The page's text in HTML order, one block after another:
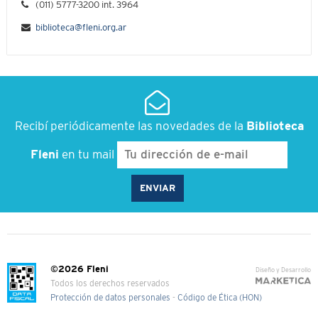
(011) 5777-3200 int. 3964
biblioteca@fleni.org.ar
Recibí periódicamente las novedades de la Biblioteca
Fleni en tu mail
Diseño y Desarrollo
©2026 Fleni
Todos los derechos reservados
Protección de datos personales - Código de Ética (HON)